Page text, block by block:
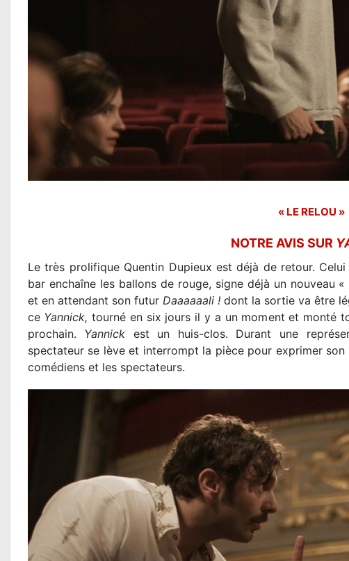
« LE RELOU »
NOTRE AVIS SUR
Le très prolifique Quentin Dupieux est déjà de retour.
bar enchaîne les ballons de rouge, signe déjà un nouveau
et en attendant son futur Daaaaaali ! dont la sortie va être
ce Yannick, tourné en six jours il y a un moment et monté
prochain. Yannick est un huis-clos. Durant une
spectateur se lève et interrompt la pièce pour exprimer son
comédiens et les spectateurs.